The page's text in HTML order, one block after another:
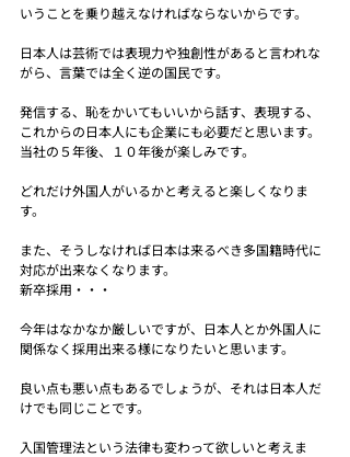
いうことを乗り越えなければならないからです。
日本人は芸術では表現力や独創性があると言われな
がら、言葉では全く逆の国民です。
発信する、恥をかいてもいいから話す、表現する、
これからの日本人にも企業にも必要だと思います。
当社の５年後、１０年後が楽しみです。
どれだけ外国人がいるかと考えると楽しくなりま
す。
また、そうしなければ日本は来るべき多国籍時代に
対応が出来なくなります。
新卒採用・・・
今年はなかなか厳しいですが、日本人とか外国人に
関係なく採用出来る様になりたいと思います。
良い点も悪い点もあるでしょうが、それは日本人だ
けでも同じことです。
入国管理法という法律も変わって欲しいと考えま